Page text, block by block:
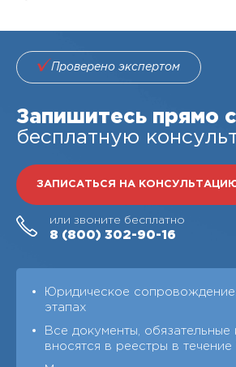
Проверено экспертом
Запишитесь прямо
бесплатную
ЗАПИСАТЬСЯ НА
или звоните бесплатно
8 (800) 302-90-16
Юридическое сопровождение
этапах
Все документы, обязательные
вносятся в реестры в течение